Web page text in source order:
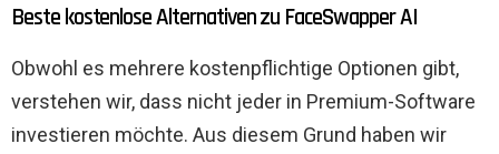
Beste kostenlose Alternativen zu FaceSwapper AI
Obwohl es mehrere kostenpflichtige Optionen gibt,
verstehen wir, dass nicht jeder in Premium-Software
investieren möchte. Aus diesem Grund haben wir